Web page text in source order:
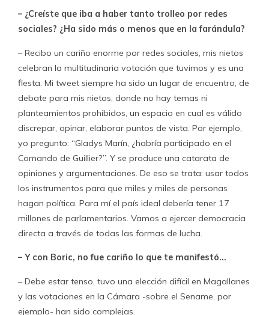
– ¿Creíste que iba a haber tanto trolleo por redes
sociales? ¿Ha sido más o menos que en la farándula?
– Recibo un cariño enorme por redes sociales, mis nietos
celebran la multitudinaria votación que tuvimos y es una
fiesta. Mi tweet siempre ha sido un lugar de encuentro, de
debate para mis nietos, donde no hay temas ni
planteamientos prohibidos, un espacio en cual es válido
discrepar, opinar, elaborar puntos de vista. Por ejemplo,
yo pregunto: “Gladys Marín, ¿habría participado en el
Comando de Guillier?”. Y se produce una catarata de
opiniones y argumentaciones. De eso se trata: usar todos
los instrumentos para que miles y miles de personas
hagan política. Para mí el país ideal debería tener 17
millones de parlamentarios. Vamos a ejercer democracia
directa a través de todas las formas de lucha.
– Y con Boric, no fue cariño lo que te manifestó…
– Debe estar tenso, tuvo una elección difícil en Magallanes
y las votaciones en la Cámara -sobre el Sename, por
ejemplo- han sido complejas.